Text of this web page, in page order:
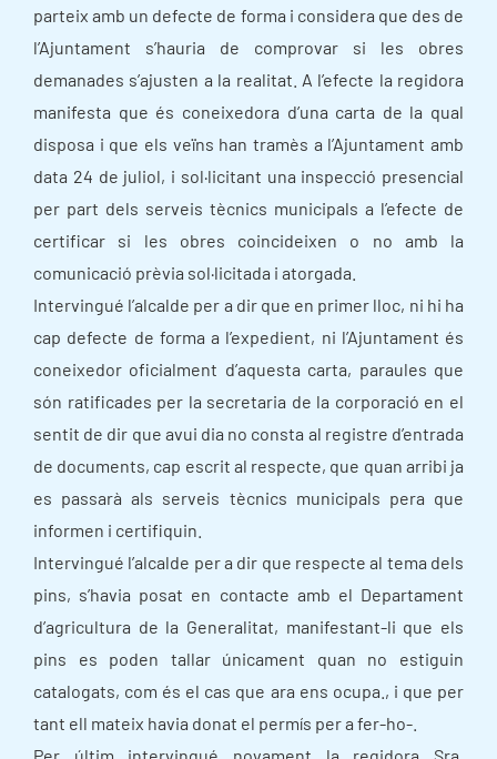
parteix amb un defecte de forma i considera que des de
l’Ajuntament s’hauria de comprovar si les obres
demanades s’ajusten a la realitat. A l’efecte la regidora
manifesta que és coneixedora d’una carta de la qual
disposa i que els veïns han tramès a l’Ajuntament amb
data 24 de juliol, i sol·licitant una inspecció presencial
per part dels serveis tècnics municipals a l’efecte de
certificar si les obres coincideixen o no amb la
comunicació prèvia sol·licitada i atorgada.
Intervingué l’alcalde per a dir que en primer lloc, ni hi ha
cap defecte de forma a l’expedient, ni l’Ajuntament és
coneixedor oficialment d’aquesta carta, paraules que
són ratificades per la secretaria de la corporació en el
sentit de dir que avui dia no consta al registre d’entrada
de documents, cap escrit al respecte, que quan arribi ja
es passarà als serveis tècnics municipals pera que
informen i certifiquin.
Intervingué l’alcalde per a dir que respecte al tema dels
pins, s’havia posat en contacte amb el Departament
d’agricultura de la Generalitat, manifestant-li que els
pins es poden tallar únicament quan no estiguin
catalogats, com és el cas que ara ens ocupa., i que per
tant ell mateix havia donat el permís per a fer-ho-.